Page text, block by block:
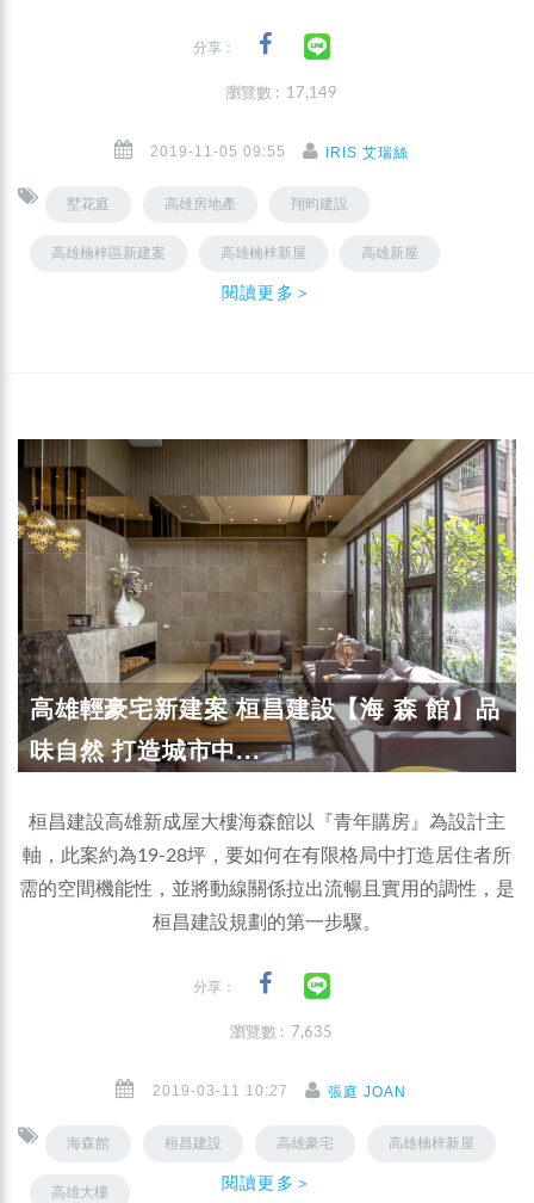
分享：
瀏覽數 : 17,149
2019-11-05 09:55 IRIS 艾瑞絲
墅花庭 高雄房地產 翔昀建設
高雄楠梓區新建案 高雄楠梓新屋 高雄新屋
閱讀更多＞
高雄輕豪宅新建案 桓昌建設【海 森 館】品
味自然 打造城市中...
桓昌建設高雄新成屋大樓海森館以『青年購房』為設計主
軸，此案約為19-28坪，要如何在有限格局中打造居住者所
需的空間機能性，並將動線關係拉出流暢且實用的調性，是
桓昌建設規劃的第一步驟。
分享：
瀏覽數 : 7,635
2019-03-11 10:27 張庭 JOAN
海森館 桓昌建設 高雄豪宅 高雄楠梓新屋
高雄大樓 閱讀更多＞